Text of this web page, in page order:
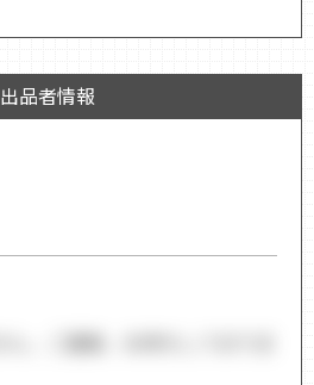
出品者情報